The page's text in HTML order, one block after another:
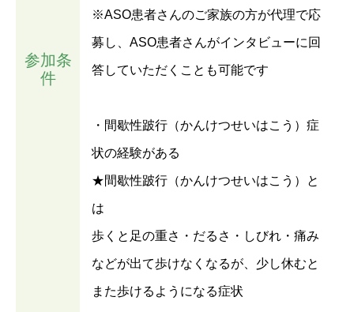
参加条
件
※ASO患者さんのご家族の方が代理で応
募し、ASO患者さんがインタビューに回
答していただくことも可能です
・間歇性跛行（かんけつせいはこう）症
状の経験がある
★間歇性跛行（かんけつせいはこう）と
は
歩くと足の重さ・だるさ・しびれ・痛み
などが出て歩けなくなるが、少し休むと
また歩けるようになる症状